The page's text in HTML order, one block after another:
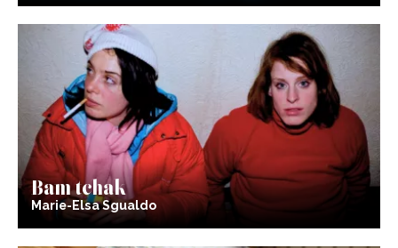
Bam tchak
Marie-Elsa Sgualdo